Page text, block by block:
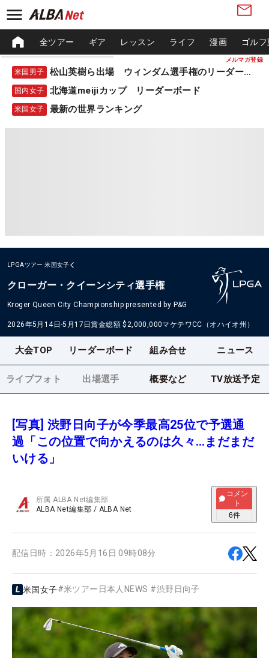
メルマガ登録
全ツアー ギア レッスン ライフ 漫画 ゴル
米国男子 松山英樹ら出場 ウィンダム選手権のリーダーボード
国内女子 北海道meijiカップ リーダーボード
米国女子 最新の世界ランキング
LPGAツアー 米国女子
クローガー・クイーンシティ選手権
Kroger Queen City Championship presented by P&G
2026年5月14日-5月17日賞金総額 $2,000,000マケテワCC（オハイオ州）
大会TOP リーダーボード 組み合せ ニュース
ライブフォト 出場選手 概要など TV放送予定
[写真] 渋野日向子が今季最高25位で予選通
過「この位置で向かえるのは久々…まだまだ
いける」
所属ALBA Net編集部
ALBA Net編集部 / ALBA Net
コメン
ト
6件
配信日時： 2026年5月16日 09時08分
米国女子#米ツアー日本人NEWS #渋野日向子